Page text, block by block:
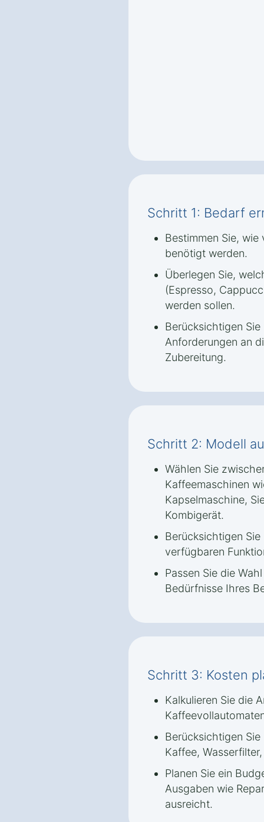
Schritt 1: Bedarf
Bestimmen Sie,
benötigt werden.
Überlegen Sie,
(Espresso,
werden sollen.
Berücksichtigen
Anforderungen an
Zubereitung.
Schritt 2: Modell
Wählen Sie
Kaffeemaschinen
Kapselmaschine,
Kombigerät.
Berücksichtigen
verfügbaren
Passen Sie die
Bedürfnisse Ihres
Schritt 3: Kosten
Kalkulieren Sie die
Berücksichtigen
Kaffee,
Planen Sie ein
Ausgaben wie
ausreicht.